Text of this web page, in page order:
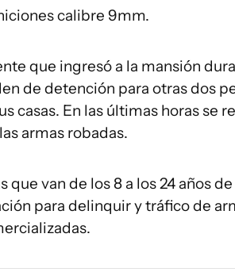
calibre 9mm.
que ingresó a la mansión
de detención para otras dos
casas. En las últimas horas se
armas robadas.
van de los 8 a los 24 años
para delinquir y tráfico de